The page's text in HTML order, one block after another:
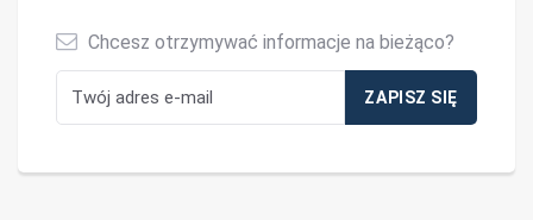
Chcesz otrzymywać informacje na bieżąco?